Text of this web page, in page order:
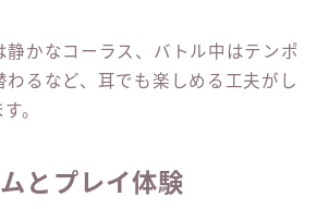
静かなコーラス、バトル中はテンポ
るなど、耳でも楽しめる工夫がし
。
とプレイ体験